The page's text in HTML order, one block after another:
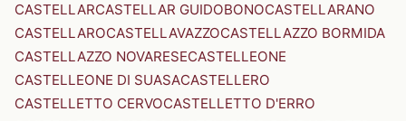
CASTELLARCASTELLAR GUIDOBONOCASTELLARANO
CASTELLAROCASTELLAVAZZOCASTELLAZZO BORMIDA
CASTELLAZZO NOVARESECASTELLEONE
CASTELLEONE DI SUASACASTELLERO
CASTELLETTO CERVOCASTELLETTO D'ERRO